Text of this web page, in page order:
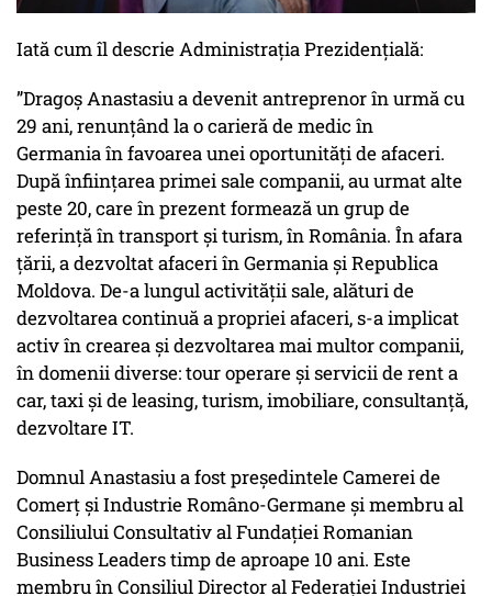
Iată cum îl descrie Administrația Prezidențială:
”Dragoș Anastasiu a devenit antreprenor în urmă cu
29 ani, renunțând la o carieră de medic în
Germania în favoarea unei oportunități de afaceri.
După înființarea primei sale companii, au urmat alte
peste 20, care în prezent formează un grup de
referință în transport și turism, în România. În afara
țării, a dezvoltat afaceri în Germania și Republica
Moldova. De-a lungul activității sale, alături de
dezvoltarea continuă a propriei afaceri, s-a implicat
activ în crearea și dezvoltarea mai multor companii,
în domenii diverse: tour operare și servicii de rent a
car, taxi și de leasing, turism, imobiliare, consultanță,
dezvoltare IT.
Domnul Anastasiu a fost președintele Camerei de
Comerț și Industrie Româno-Germane și membru al
Consiliului Consultativ al Fundației Romanian
Business Leaders timp de aproape 10 ani. Este
membru în Consiliul Director al Federației Industriei